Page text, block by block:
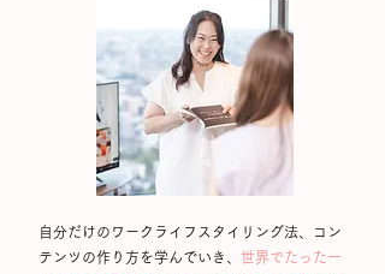
自分だけのワークライフスタイリング法、コン
テンツの作り方を学んでいき、 世界でたった一